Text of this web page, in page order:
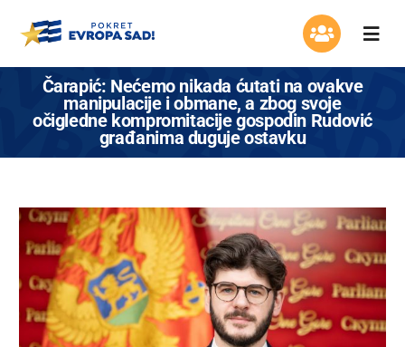
Organizacija
Program
Asocijacija žena
Mladi Evrope
Čarapić: Nećemo nikada ćutati na ovakve
manipulacije i obmane, a zbog svoje
očigledne kompromitacije gospodin Rudović
građanima duguje ostavku